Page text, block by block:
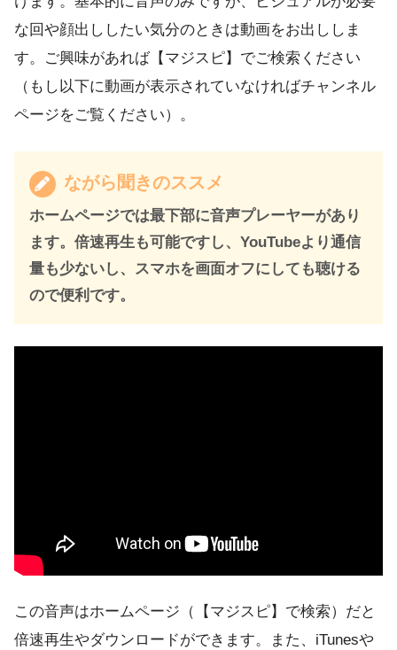
な回や顔出ししたい気分のときは動画をお出ししま
す。ご興味があれば【マジスピ】でご検索ください
（もし以下に動画が表示されていなければチャンネル
ページをご覧ください）。
ながら聞きのススメ
ホームページでは最下部に音声プレーヤーがあり
ます。倍速再生も可能ですし、YouTubeより通信
量も少ないし、スマホを画面オフにしても聴ける
ので便利です。
この音声はホームページ（【マジスピ】で検索）だと
倍速再生やダウンロードができます。また、iTunesや